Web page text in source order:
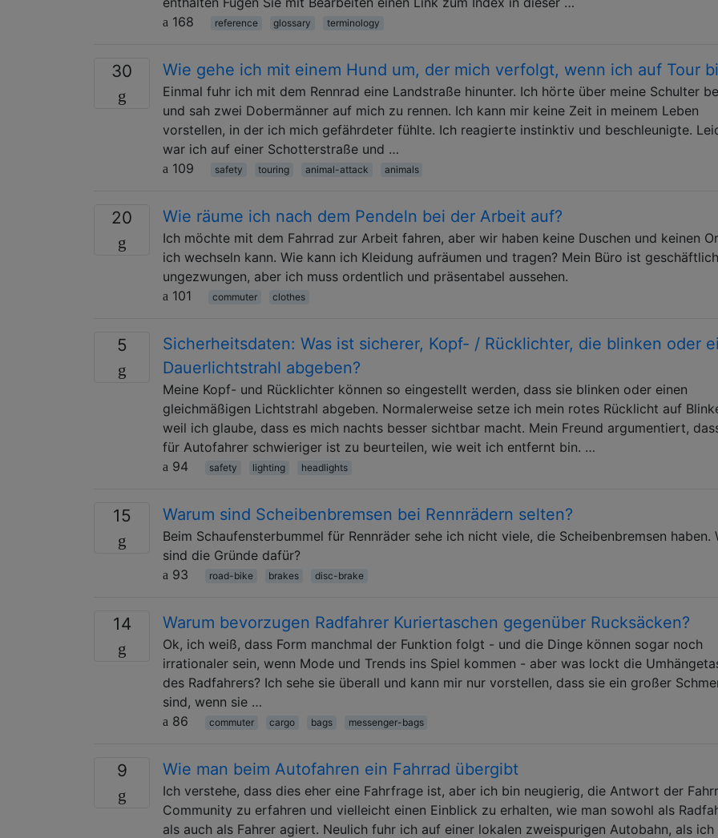
168
reference glossary terminology
30 Wie gehe ich mit einem Hund um, der mich verfolgt, wenn ich auf Tour
Einmal fuhr ich mit dem Rennrad eine Landstraße hinunter. Ich hörte über meine Schulter
und sah zwei Dobermänner auf mich zu rennen. Ich kann mir keine Zeit in meinem Leben
vorstellen, in der ich mich gefährdeter fühlte. Ich reagierte instinktiv und beschleunigte.
war ich auf einer Schotterstraße und …
109
safety touring animal-attack animals
20 Wie räume ich nach dem Pendeln bei der Arbeit auf?
Ich möchte mit dem Fahrrad zur Arbeit fahren, aber wir haben keine Duschen und keinen
ich wechseln kann. Wie kann ich Kleidung aufräumen und tragen? Mein Büro ist geschäftlich
ungezwungen, aber ich muss ordentlich und präsentabel aussehen.
101
commuter clothes
5
Sicherheitsdaten: Was ist sicherer, Kopf- / Rücklichter, die blinken oder
Dauerlichtstrahl abgeben?
Meine Kopf- und Rücklichter können so eingestellt werden, dass sie blinken oder einen
gleichmäßigen Lichtstrahl abgeben. Normalerweise setze ich mein rotes Rücklicht auf
weil ich glaube, dass es mich nachts besser sichtbar macht. Mein Freund argumentiert,
für Autofahrer schwieriger ist zu beurteilen, wie weit ich entfernt bin. …
94
safety lighting headlights
15 Warum sind Scheibenbremsen bei Rennrädern selten?
Beim Schaufensterbummel für Rennräder sehe ich nicht viele, die Scheibenbremsen haben.
sind die Gründe dafür?
93
road-bike brakes disc-brake
14 Warum bevorzugen Radfahrer Kuriertaschen gegenüber Rucksäcken?
Ok, ich weiß, dass Form manchmal der Funktion folgt - und die Dinge können sogar noch
irrationaler sein, wenn Mode und Trends ins Spiel kommen - aber was lockt die
des Radfahrers? Ich sehe sie überall und kann mir nur vorstellen, dass sie ein großer
sind, wenn sie …
86
commuter cargo bags messenger-bags
9 Wie man beim Autofahren ein Fahrrad übergibt
Ich verstehe, dass dies eher eine Fahrfrage ist, aber ich bin neugierig, die Antwort der
Community zu erfahren und vielleicht einen Einblick zu erhalten, wie man sowohl als
als auch als Fahrer agiert. Neulich fuhr ich auf einer lokalen zweispurigen Autobahn, als ich